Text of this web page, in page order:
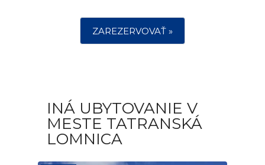
ZAREZERVOVAŤ »
INÁ UBYTOVANIE V
MESTE TATRANSKÁ
LOMNICA